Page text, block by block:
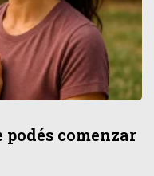
podés comenzar